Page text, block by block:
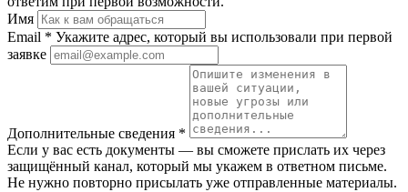
Имя
Email * Укажите адрес, который вы использовали при первой
заявке
Дополнительные сведения *
Если у вас есть документы — вы сможете прислать их через
защищённый канал, который мы укажем в ответном письме.
Не нужно повторно присылать уже отправленные материалы.